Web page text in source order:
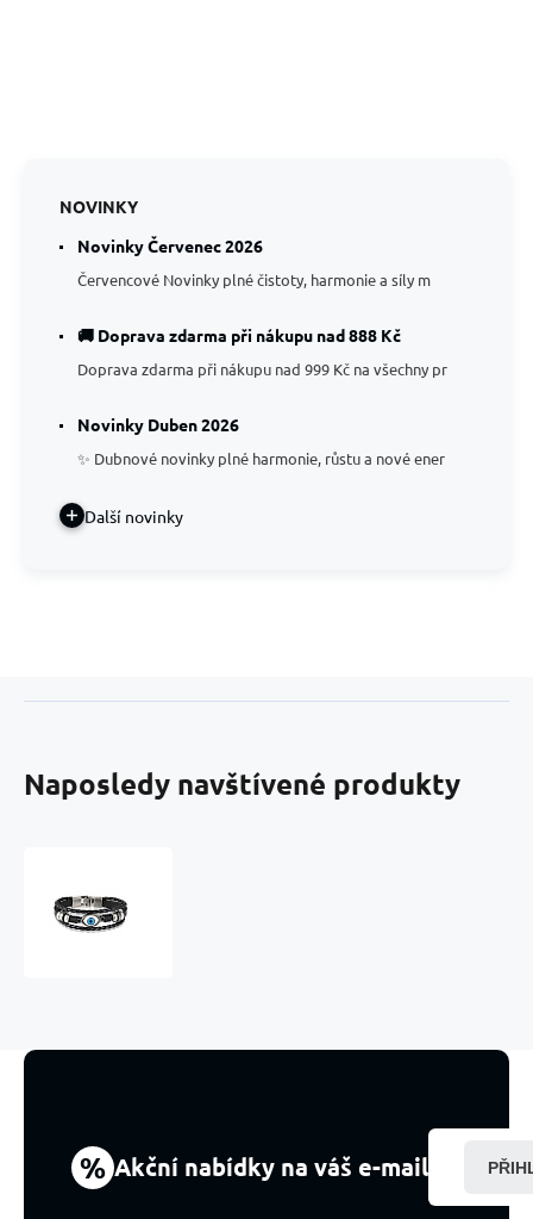
NOVINKY
Novinky Červenec 2026
Červencové Novinky plné čistoty, harmonie a síly m
🚚 Doprava zdarma při nákupu nad 888 Kč
Doprava zdarma při nákupu nad 999 Kč na všechny pr
Novinky Duben 2026
✨ Dubnové novinky plné harmonie, růstu a nové ener
Další novinky
Naposledy navštívené produkty
nastavitelná
% Akční nabídky na váš e-mail